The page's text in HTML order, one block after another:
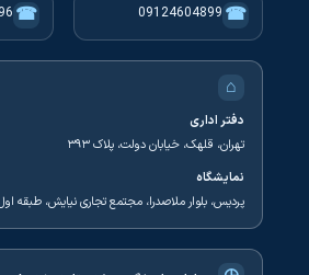
☎
09124604899
☎
⌂
دفتر اداری
تهران، قلهک، خیابان دولت، پلاک ۳۹۳
نمایشگاه
پردیس، بلوار ملاصدرا، مجتمع تجاری نیایش، طبقه